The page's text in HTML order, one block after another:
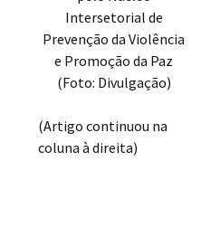
Intersetorial de
Prevenção da Violência
e Promoção da Paz
(Foto: Divulgação)
(Artigo continuou na
coluna à direita)